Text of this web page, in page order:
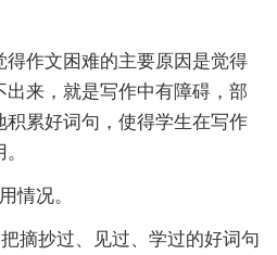
得作文困难的主要原因是觉得
来，就是写作中有障碍，部
累好词句，使得学生在写作
情况。
摘抄过、见过、学过的好词句